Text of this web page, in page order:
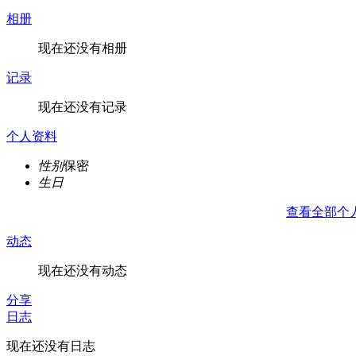
相册
现在还没有相册
记录
现在还没有记录
个人资料
性别保密
生日
查看全部个
动态
现在还没有动态
分享
日志
现在还没有日志